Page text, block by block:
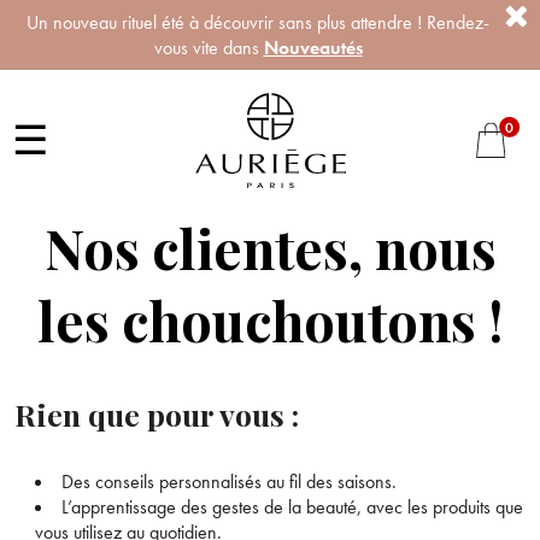
Un nouveau rituel été à découvrir sans plus attendre ! Rendez-
vous vite dans Nouveautés
☰ 0
Nos clientes, nous
les chouchoutons !
Rien que pour vous :
Des conseils personnalisés au fil des saisons.
L’apprentissage des gestes de la beauté, avec les produits que
vous utilisez au quotidien.